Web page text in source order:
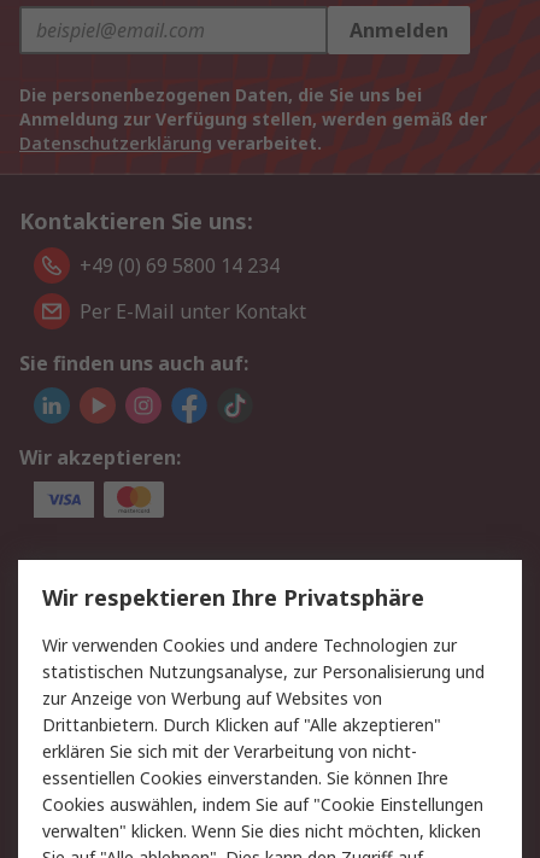
Anmelden
Die personenbezogenen Daten, die Sie uns bei
Anmeldung zur Verfügung stellen, werden gemäß der
Datenschutzerklärung verarbeitet.
Kontaktieren Sie uns:
+49 (0) 69 5800 14 234
Per E-Mail unter Kontakt
Sie finden uns auch auf:
Wir akzeptieren:
Service
Value Added Services
Lieferlösungen
Rücksendungen
Kontakt
Hilfe
Privatkunden
Rechtliches
AGB
Datenschutz
Cookie-Richtlinie
Zahlungsbedingungen
Wir respektieren Ihre Privatsphäre
Wir verwenden Cookies und andere Technologien zur
statistischen Nutzungsanalyse, zur Personalisierung und
zur Anzeige von Werbung auf Websites von
Drittanbietern. Durch Klicken auf "Alle akzeptieren"
erklären Sie sich mit der Verarbeitung von nicht-
essentiellen Cookies einverstanden. Sie können Ihre
Cookies auswählen, indem Sie auf "Cookie Einstellungen
verwalten" klicken. Wenn Sie dies nicht möchten, klicken